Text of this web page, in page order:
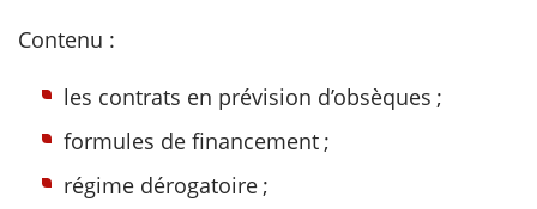
Contenu :
les contrats en prévision d’obsèques ;
formules de financement ;
régime dérogatoire ;